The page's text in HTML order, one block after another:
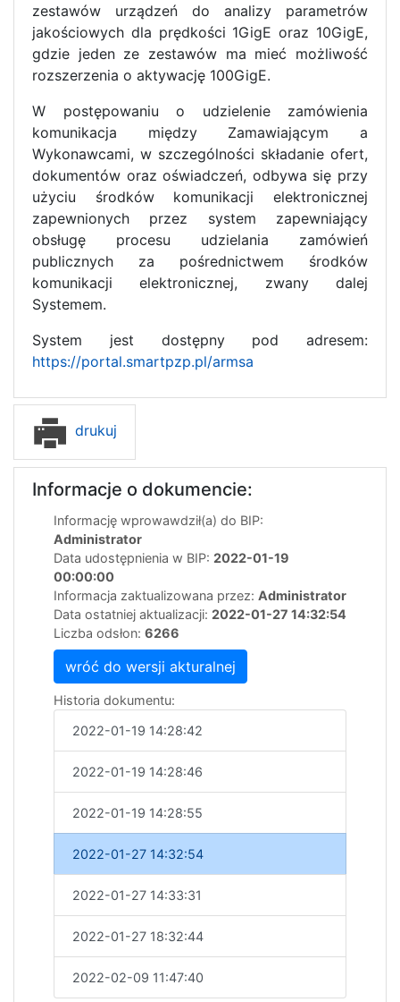
zestawów urządzeń do analizy parametrów
jakościowych dla prędkości 1GigE oraz 10GigE,
gdzie jeden ze zestawów ma mieć możliwość
rozszerzenia o aktywację 100GigE.
W postępowaniu o udzielenie zamówienia
komunikacja między Zamawiającym a
Wykonawcami, w szczególności składanie ofert,
dokumentów oraz oświadczeń, odbywa się przy
użyciu środków komunikacji elektronicznej
zapewnionych przez system zapewniający
obsługę procesu udzielania zamówień
publicznych za pośrednictwem środków
komunikacji elektronicznej, zwany dalej
Systemem.
System jest dostępny pod adresem:
https://portal.smartpzp.pl/armsa
drukuj
Informacje o dokumencie:
Informację wprowawdził(a) do BIP:
Administrator
Data udostępnienia w BIP: 2022-01-19
00:00:00
Informacja zaktualizowana przez: Administrator
Data ostatniej aktualizacji: 2022-01-27 14:32:54
Liczba odsłon: 6266
wróć do wersji akturalnej
Historia dokumentu:
2022-01-19 14:28:42
2022-01-19 14:28:46
2022-01-19 14:28:55
2022-01-27 14:32:54
2022-01-27 14:33:31
2022-01-27 18:32:44
2022-02-09 11:47:40